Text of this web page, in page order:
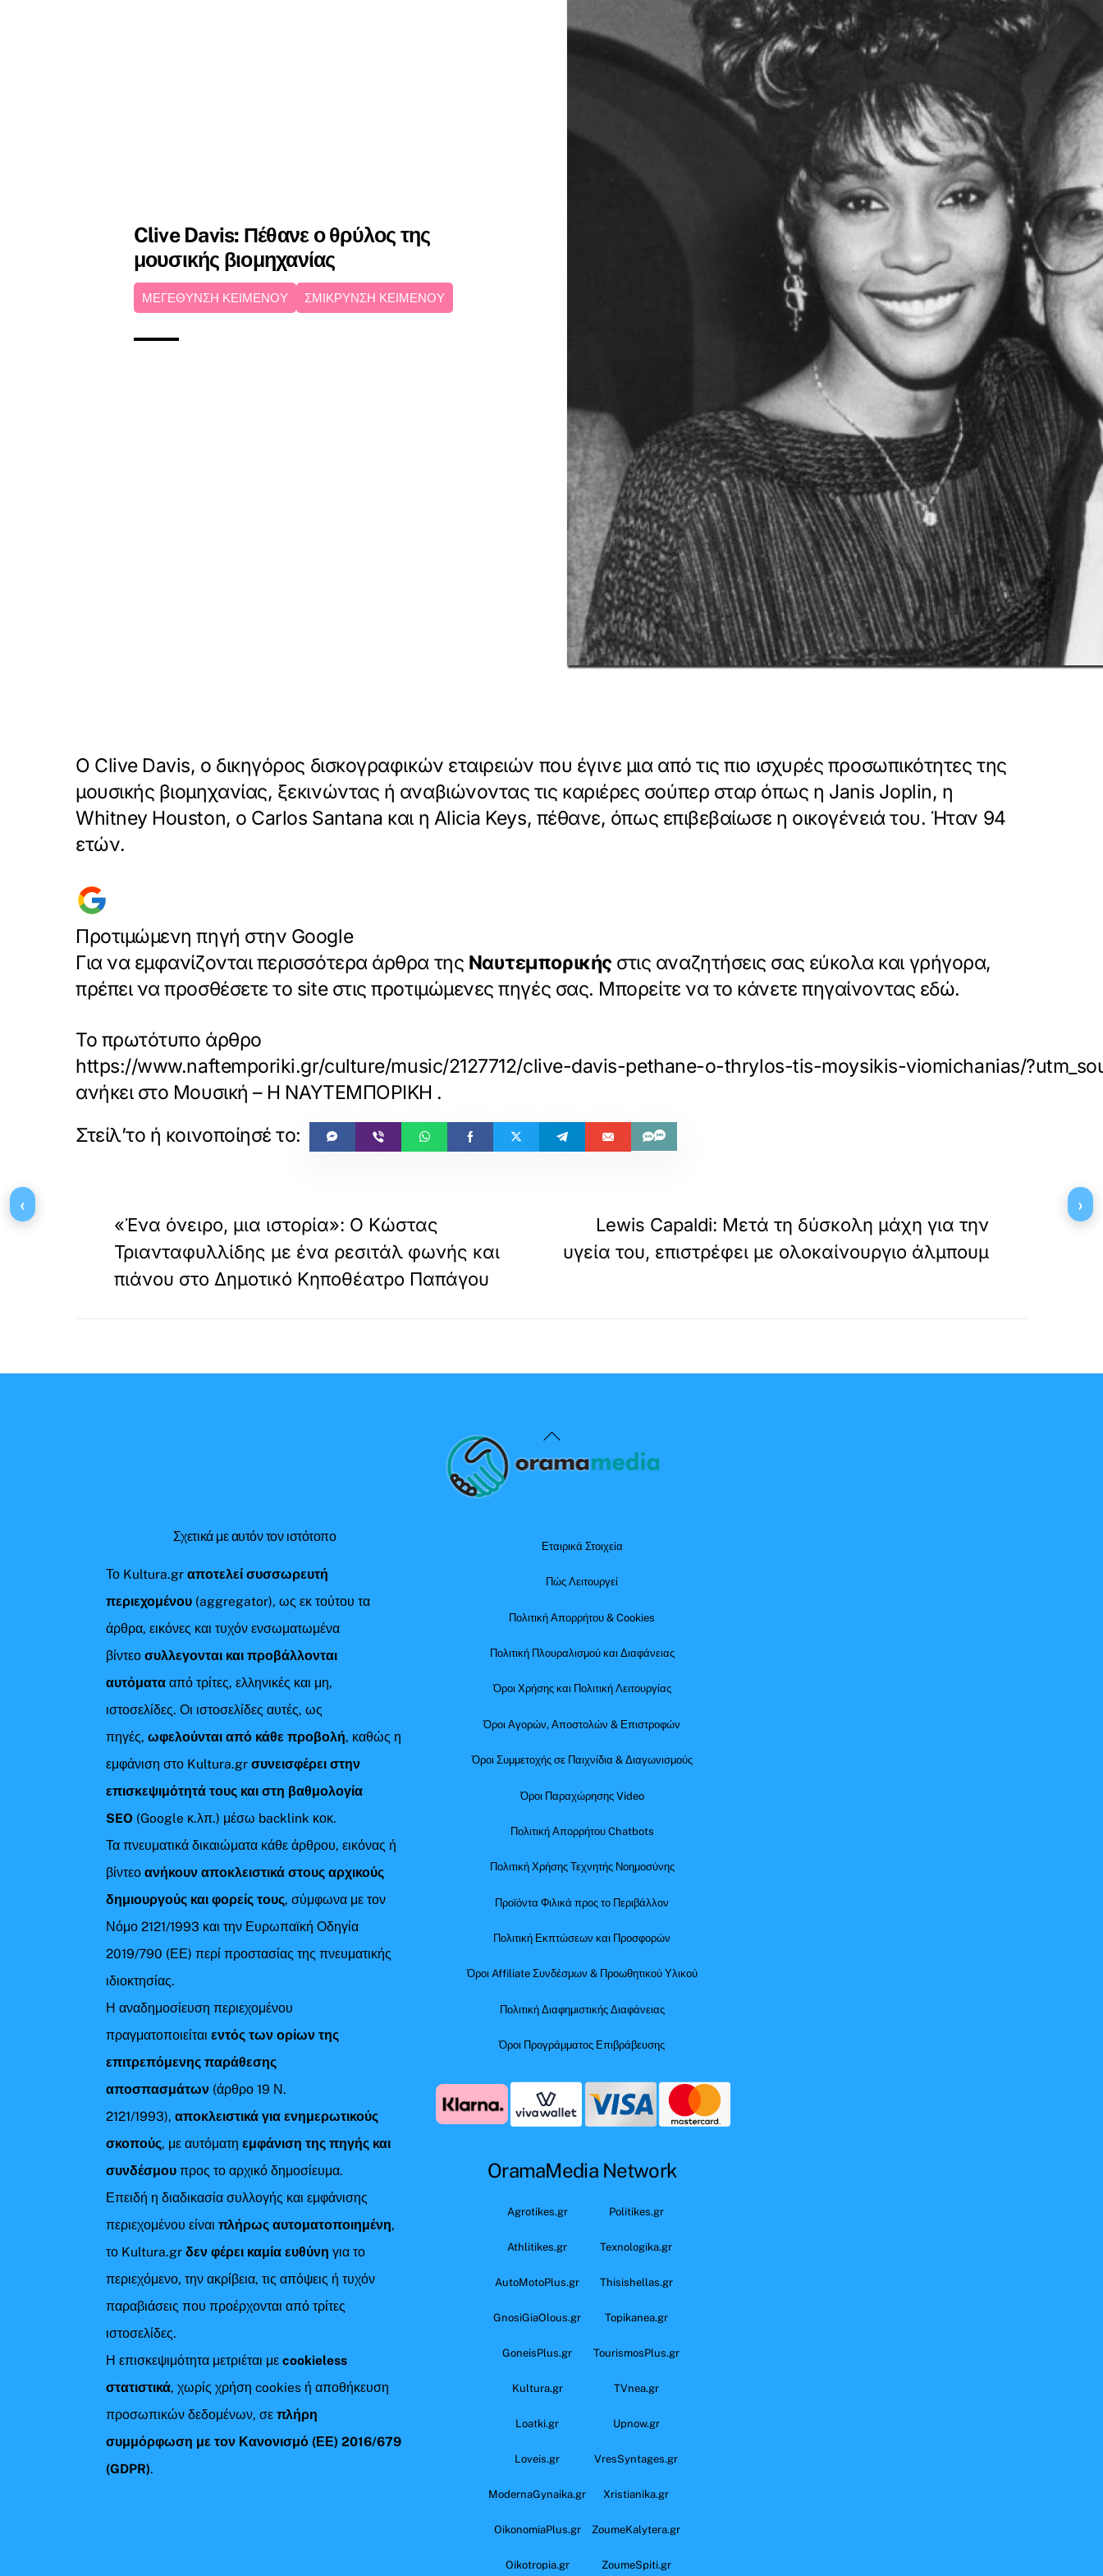
Clive Davis: Πέθανε ο θρύλος της
μουσικής βιομηχανίας
ΜΕΓΕΘΥΝΣΗ ΚΕΙΜΕΝΟΥ ΣΜΙΚΡΥΝΣΗ ΚΕΙΜΕΝΟΥ
Ο Clive Davis, ο δικηγόρος δισκογραφικών εταιρειών που έγινε μια από τις πιο ισχυρές προσωπικότητες της
μουσικής βιομηχανίας, ξεκινώντας ή αναβιώνοντας τις καριέρες σούπερ σταρ όπως η Janis Joplin, η
Whitney Houston, ο Carlos Santana και η Alicia Keys, πέθανε, όπως επιβεβαίωσε η οικογένειά του. Ήταν 94
ετών.
Προτιμώμενη πηγή στην Google
Για να εμφανίζονται περισσότερα άρθρα της Ναυτεμπορικής στις αναζητήσεις σας εύκολα και γρήγορα,
πρέπει να προσθέσετε το site στις προτιμώμενες πηγές σας. Μπορείτε να το κάνετε πηγαίνοντας εδώ.
Το πρωτότυπο άρθρο
https://www.naftemporiki.gr/culture/music/2127712/clive-davis-pethane-o-thrylos-tis-moysikis-viomichanias/
ανήκει στο Μουσική – Η ΝΑΥΤΕΜΠΟΡΙΚΗ .
«Ένα όνειρο, μια ιστορία»: Ο Κώστας
Τριανταφυλλίδης με ένα ρεσιτάλ φωνής και
πιάνου στο Δημοτικό Κηποθέατρο Παπάγου
Lewis Capaldi: Μετά τη δύσκολη μάχη για την
υγεία του, επιστρέφει με ολοκαίνουργιο άλμπουμ
Back
To
Σχετικά με αυτόν τον ιστότοπο
Το Kultura.grαποτελεί συσσωρευτή
περιεχομένου (aggregator), ως εκ τούτου τα
άρθρα, εικόνες και τυχόν ενσωματωμένα
βίντεοσυλλεγονται και προβάλλονται
αυτόματααπό τρίτες, ελληνικές και μη,
ιστοσελίδες. Οι ιστοσελίδες αυτές, ως
πηγές,ωφελούνται από κάθε προβολή, καθώς η
εμφάνιση στο Kultura.gr συνεισφέρει στην
επισκεψιμότητά τους και στη βαθμολογία
SEO (Google κ.λπ.) μέσω backlink κοκ.
Τα πνευματικά δικαιώματα κάθε άρθρου, εικόνας ή
βίντεοανήκουν αποκλειστικά στους αρχικούς
δημιουργούς και φορείς τους, σύμφωνα με τον
Νόμο 2121/1993 και την Ευρωπαϊκή Οδηγία
2019/790 (ΕΕ) περί προστασίας της πνευματικής
ιδιοκτησίας.
Η αναδημοσίευση περιεχομένου
πραγματοποιείταιεντός των ορίων της
επιτρεπόμενης παράθεσης
αποσπασμάτων (άρθρο 19 Ν.
2121/1993), αποκλειστικά για ενημερωτικούς
σκοπούς, με αυτόματηεμφάνιση της πηγής και
συνδέσμου προς το αρχικό δημοσίευμα.
Επειδή η διαδικασία συλλογής και εμφάνισης
περιεχομένου είναιπλήρως αυτοματοποιημένη,
το Kultura.grδεν φέρει καμία ευθύνη για το
περιεχόμενο, την ακρίβεια, τις απόψεις ή τυχόν
παραβιάσεις που προέρχονται από τρίτες
ιστοσελίδες.
Η επισκεψιμότητα μετριέται μεcookieless
στατιστικά, χωρίς χρήση cookies ή αποθήκευση
προσωπικών δεδομένων, σεπλήρη
συμμόρφωση με τον Κανονισμό (ΕΕ) 2016/679
(GDPR).
Εταιρικά Στοιχεία
Πώς Λειτουργεί
Πολιτική Απορρήτου & Cookies
Πολιτική Πλουραλισμού και Διαφάνειας
Όροι Χρήσης και Πολιτική Λειτουργίας
Όροι Αγορών, Αποστολών & Επιστροφών
Όροι Συμμετοχής σε Παιχνίδια & Διαγωνισμούς
Όροι Παραχώρησης Video
Πολιτική Απορρήτου Chatbots
Πολιτική Χρήσης Τεχνητής Νοημοσύνης
Προϊόντα Φιλικά προς το Περιβάλλον
Πολιτική Εκπτώσεων και Προσφορών
Όροι Affiliate Συνδέσμων & Προωθητικού Υλικού
Πολιτική Διαφημιστικής Διαφάνειας
Όροι Προγράμματος Επιβράβευσης
OramaMedia Network
Agrotikes.gr Politikes.gr
Athlitikes.gr Texnologika.gr
AutoMotoPlus.gr Thisishellas.gr
GnosiGiaOlous.gr Topikanea.gr
GoneisPlus.gr TourismosPlus.gr
Kultura.gr TVnea.gr
Loatki.gr Upnow.gr
Loveis.gr VresSyntages.gr
ModernaGynaika.gr Xristianika.gr
OikonomiaPlus.gr ZoumeKalytera.gr
Oikotropia.gr ZoumeSpiti.gr
‹ ›